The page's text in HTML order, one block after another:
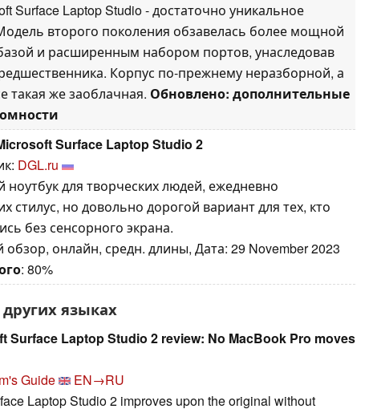
Surface Laptop Studio - достаточно уникальное
второго поколения обзавелась более мощной
и расширенным набором портов, унаследовав
Корпус по-прежнему неразборной, а
такая же заоблачная. Обновлено: дополнительные
Surface Laptop Studio 2
DGL.ru
ноутбук для творческих людей, ежедневно
стилус, но довольно дорогой вариант для тех, кто
без сенсорного экрана.
обзор, онлайн, средн. длины, Дата: 29 November 2023
: 80%
языках
Surface Laptop Studio 2 review: No MacBook Pro moves
Guide
EN→RU
Laptop Studio 2 improves upon the original without